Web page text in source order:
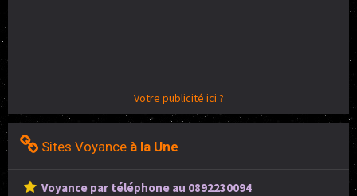
Votre publicité ici ?
Sites Voyance à la Une
Voyance par téléphone au 0892230094